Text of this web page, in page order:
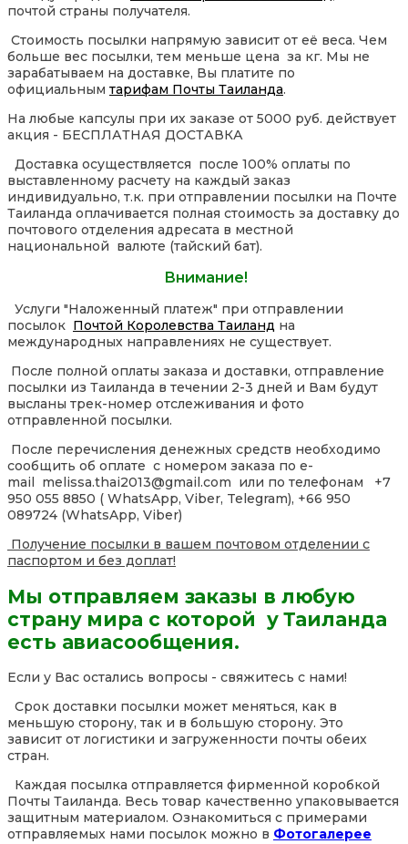
почтой страны получателя.
Стоимость посылки напрямую зависит от её веса. Чем
больше вес посылки, тем меньше цена за кг. Мы не
зарабатываем на доставке, Вы платите по
официальным тарифам Почты Таиланда.
На любые капсулы при их заказе от 5000 руб. действует
акция - БЕСПЛАТНАЯ ДОСТАВКА
Доставка осуществляется после 100% оплаты по
выставленному расчету на каждый заказ
индивидуально, т.к. при отправлении посылки на Почте
Таиланда оплачивается полная стоимость за доставку до
почтового отделения адресата в местной
национальной валюте (тайский бат).
Внимание!
Услуги "Наложенный платеж" при отправлении
посылок Почтой Королевства Таиланд на
международных направлениях не существует.
После полной оплаты заказа и доставки, отправление
посылки из Таиланда в течении 2-3 дней и Вам будут
высланы трек-номер отслеживания и фото
отправленной посылки.
После перечисления денежных средств необходимо
сообщить об оплате с номером заказа по e-
mail melissa.thai2013@gmail.com или по телефонам +7
950 055 8850 ( WhatsApp, Viber, Telegram), +66 950
089724 (WhatsApp, Viber)
Получение посылки в вашем почтовом отделении с
паспортом и без доплат!
Мы отправляем заказы в любую
страну мира с которой у Таиланда
есть авиасообщения.
Если у Вас остались вопросы - свяжитесь с нами!
Срок доставки посылки может меняться, как в
меньшую сторону, так и в большую сторону. Это
зависит от логистики и загруженности почты обеих
стран.
Каждая посылка отправляется фирменной коробкой
Почты Таиланда. Весь товар качественно упаковывается
защитным материалом. Ознакомиться с примерами
отправляемых нами посылок можно в Фотогалерее